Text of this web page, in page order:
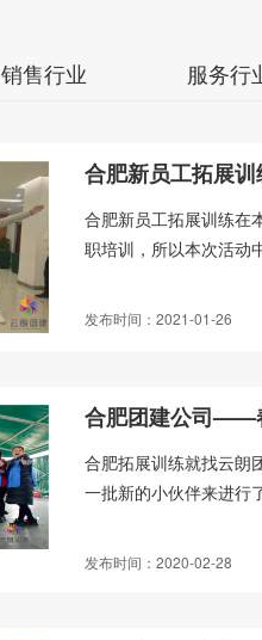
销售行业 服务行
合肥新员工拓展
合肥新员工拓展训练在
职培训，所以本次活动
发布时间：2021-01-26
合肥团建公司——
合肥拓展训练就找云朗
一批新的小伙伴来进行
发布时间：2020-02-28